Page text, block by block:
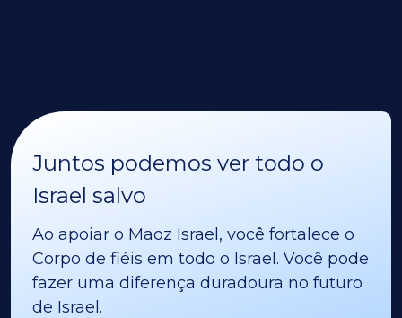
Juntos podemos ver todo o
Israel salvo
Ao apoiar o Maoz Israel, você fortalece o
Corpo de fiéis em todo o Israel. Você pode
fazer uma diferença duradoura no futuro
de Israel.